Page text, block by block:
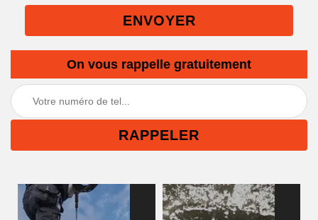
On vous rappelle gratuitement